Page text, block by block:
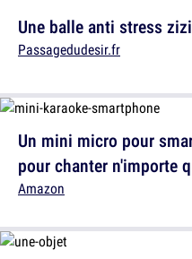
Une balle anti stress
Passagedudesir.fr
Un mini micro pour
pour chanter n'importe
Amazon